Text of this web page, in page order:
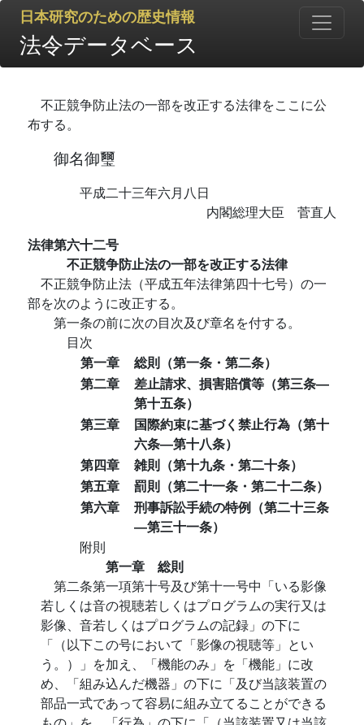
日本研究のための歴史情報
法令データベース
不正競争防止法の一部を改正する法律をここに公
布する。
御名御璽
平成二十三年六月八日
内閣総理大臣 菅直人
法律第六十二号
不正競争防止法の一部を改正する法律
不正競争防止法（平成五年法律第四十七号）の一
部を次のように改正する。
第一条の前に次の目次及び章名を付する。
目次
第一章
総則（第一条・第二条）
第二章
差止請求、損害賠償等（第三条―
第十五条）
第三章
国際約束に基づく禁止行為（第十
六条―第十八条）
第四章
雑則（第十九条・第二十条）
第五章
罰則（第二十一条・第二十二条）
第六章
刑事訴訟手続の特例（第二十三条
―第三十一条）
附則
第一章 総則
第二条第一項第十号及び第十一号中「いる影像
若しくは音の視聴若しくはプログラムの実行又は
影像、音若しくはプログラムの記録」の下に
「（以下この号において「影像の視聴等」とい
う。）」を加え、「機能のみ」を「機能」に改
め、「組み込んだ機器」の下に「及び当該装置の
部品一式であって容易に組み立てることができる